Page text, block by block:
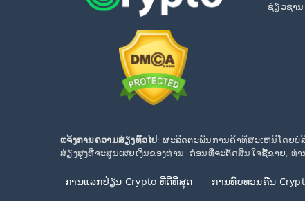
ຊ່ຽວຊາ
ແຈ້ງການຄວາມສ່ຽງທົ່ວໄປ: ຜະລິດຕະພັນການຄ້າທີ່ສະເຫນີໂດຍບໍ
ສ່ຽງສູງທີ່ຈະສູນເສຍເງິນຂອງທ່ານ. ກ່ອນທີ່ຈະຕັດສິນໃຈຊື້ຂາຍ, ທ່
ການແລກປ່ຽນ Crypto ທີ່ດີທີ່ສຸດ ການທົບທວນຄືນ